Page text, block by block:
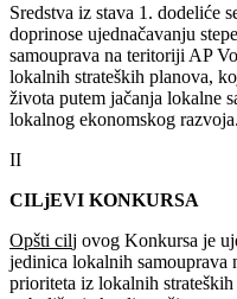
Sredstva iz stava 1. dodeliće
doprinose ujednačavanju
samouprava na teritoriji AP
lokalnih strateških planova,
života putem jačanja lokalne
lokalnog ekonomskog razvoja.
II
CILjEVI KONKURSA
Opšti cilj ovog Konkursa je
jedinica lokalnih
prioriteta iz lokalnih